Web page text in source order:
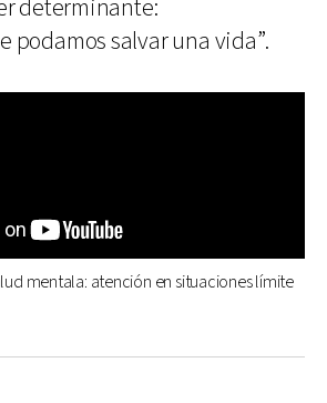
determinante:
podamos salvar una vida”.
mentala: atención en situaciones límite